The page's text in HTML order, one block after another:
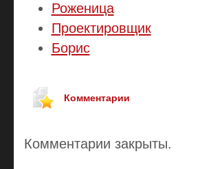
Роженица
Проектировщик
Борис
Комментарии
Комментарии закрыты.